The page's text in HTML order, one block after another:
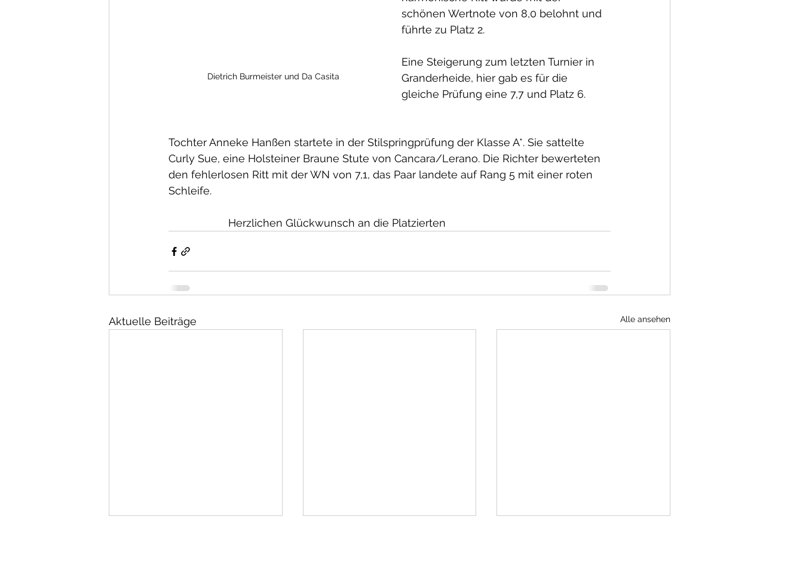
Dietrich Burmeister und Da Casita
schönen Wertnote von 8,0 belohnt und
führte zu Platz 2.
Eine Steigerung zum letzten Turnier in
Granderheide, hier gab es für die
gleiche Prüfung eine 7,7 und Platz 6.
Tochter Anneke Hanßen startete in der Stilspringprüfung der Klasse A*. Sie sattelte
Curly Sue, eine Holsteiner Braune Stute von Cancara/Lerano. Die Richter bewerteten
den fehlerlosen Ritt mit der WN von 7,1, das Paar landete auf Rang 5 mit einer roten
Schleife.
                    Herzlichen Glückwunsch an die Platzierten
Aktuelle Beiträge Alle ansehen